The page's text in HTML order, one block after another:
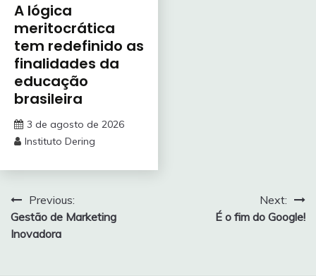
A lógica
meritocrática
tem redefinido as
finalidades da
educação
brasileira
3 de agosto de 2026
Instituto Dering
Navegação
de
Previous:
Gestão de Marketing
Inovadora
Next:
É o fim do Google!